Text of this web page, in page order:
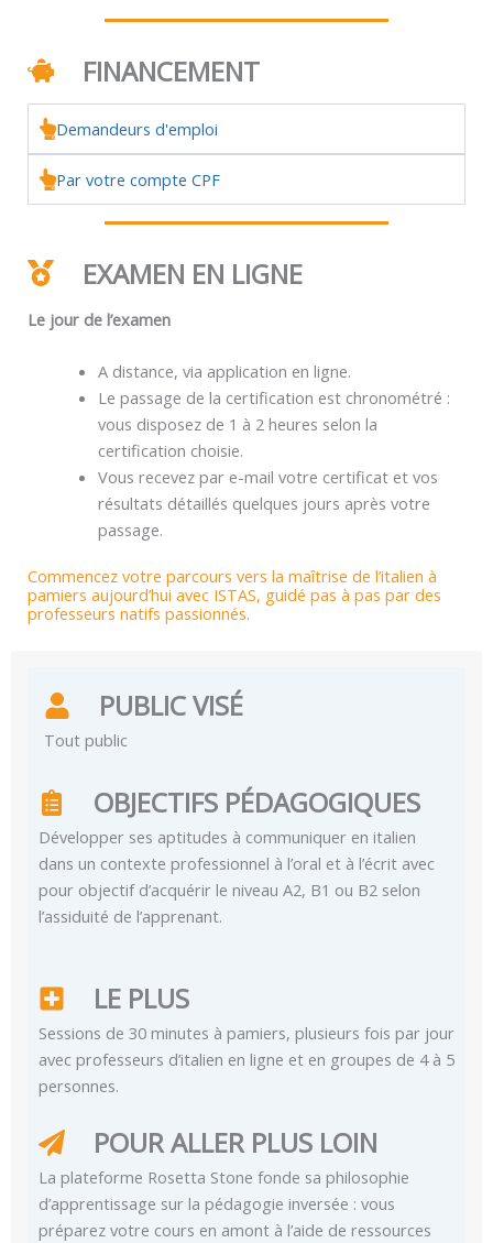
FINANCEMENT
Demandeurs d'emploi
Par votre compte CPF
EXAMEN EN LIGNE
Le jour de l’examen
A distance, via application en ligne.
Le passage de la certification est chronométré :
vous disposez de 1 à 2 heures selon la
certification choisie.
Vous recevez par e-mail votre certificat et vos
résultats détaillés quelques jours après votre
passage.
Commencez votre parcours vers la maîtrise de l’italien à
pamiers aujourd’hui avec ISTAS, guidé pas à pas par des
professeurs natifs passionnés.
PUBLIC VISÉ
Tout public
OBJECTIFS PÉDAGOGIQUES
Développer ses aptitudes à communiquer en italien
dans un contexte professionnel à l’oral et à l’écrit avec
pour objectif d’acquérir le niveau A2, B1 ou B2 selon
l’assiduité de l’apprenant.
LE PLUS
Sessions de 30 minutes à pamiers, plusieurs fois par jour
avec professeurs d’italien en ligne et en groupes de 4 à 5
personnes.
POUR ALLER PLUS LOIN
La plateforme Rosetta Stone fonde sa philosophie
d’apprentissage sur la pédagogie inversée : vous
préparez votre cours en amont à l’aide de ressources